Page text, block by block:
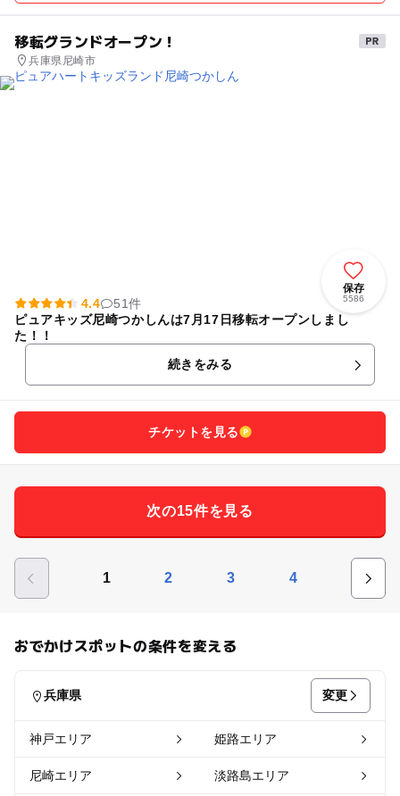
移転グランドオープン！
兵庫県尼崎市
保存
5586
4.4
51件
ピュアキッズ尼崎つかしんは7月17日移転オープンしまし
た！！
続きをみる
チケットを見る
次の15件を見る
1 2 3 4
おでかけスポットの条件を変える
兵庫県 変更
神戸エリア 姫路エリア
尼崎エリア 淡路島エリア